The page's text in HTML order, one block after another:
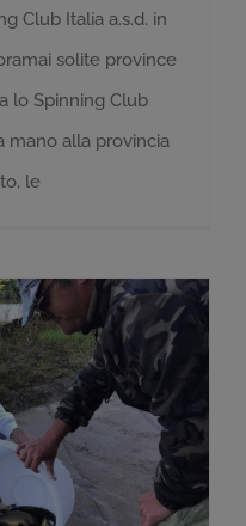
Club Italia a.s.d. in
solite province
lo Spinning Club
mano alla provincia
le